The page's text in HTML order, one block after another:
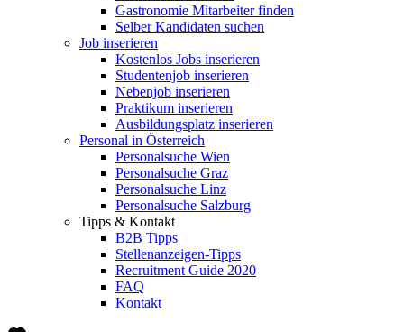
Gastronomie Mitarbeiter finden
Selber Kandidaten suchen
Job inserieren
Kostenlos Jobs inserieren
Studentenjob inserieren
Nebenjob inserieren
Praktikum inserieren
Ausbildungsplatz inserieren
Personal in Österreich
Personalsuche Wien
Personalsuche Graz
Personalsuche Linz
Personalsuche Salzburg
Tipps & Kontakt
B2B Tipps
Stellenanzeigen-Tipps
Recruitment Guide 2020
FAQ
Kontakt